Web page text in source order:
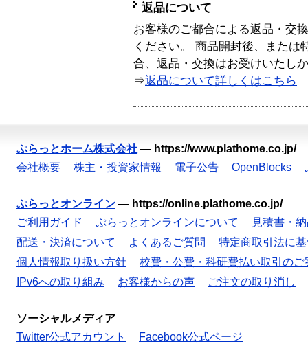
返品について
お客様のご都合による返品・交
ください。 商品開封後、または
合、返品・交換はお受けいたし
⇒返品について詳しくはこちら
ぷらっとホーム株式会社 — https://www.plathome.co.jp/
会社概要
株主・投資家情報 電子公告 OpenBlocks
ぷらっとオンライン — https://online.plathome.co.jp/
ご利用ガイド
ぷらっとオンラインについて
見積書・
配送・決済について
よくあるご質問
特定商取引法に
個人情報取り扱い方針
校費・公費・科研費払い取引のご
IPv6への取り組み
お客様からの声 ご注文の取り消し
ソーシャルメディア
Twitter公式アカウント
Facebook公式ページ